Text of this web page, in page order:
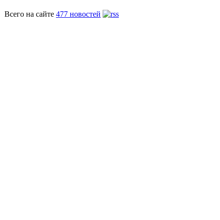
Всего на сайте 477 новостей